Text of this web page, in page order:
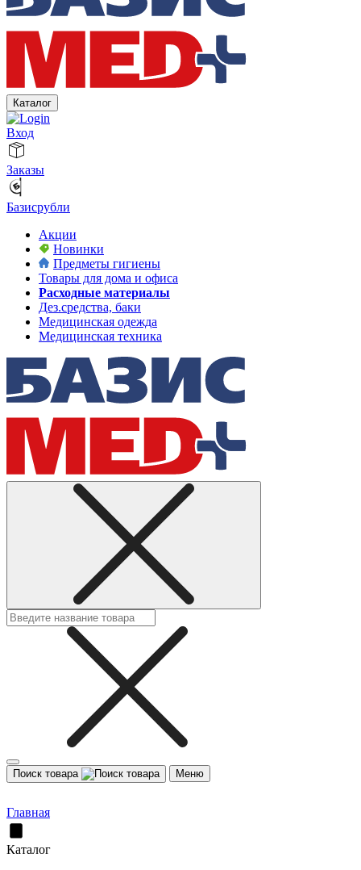
Каталог
Вход
Заказы
Базисрубли
Акции
Новинки
Предметы гигиены
Товары для дома и офиса
Расходные материалы
Дез.средства, баки
Медицинская одежда
Медицинская техника
Поиск товара Меню
Главная
Каталог